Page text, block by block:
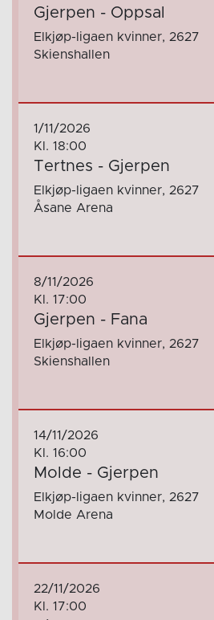
Gjerpen - Oppsal
Elkjøp-ligaen kvinner, 2627
Skienshallen
1/11/2026
Kl. 18:00
Tertnes - Gjerpen
Elkjøp-ligaen kvinner, 2627
Åsane Arena
8/11/2026
Kl. 17:00
Gjerpen - Fana
Elkjøp-ligaen kvinner, 2627
Skienshallen
14/11/2026
Kl. 16:00
Molde - Gjerpen
Elkjøp-ligaen kvinner, 2627
Molde Arena
22/11/2026
Kl. 17:00